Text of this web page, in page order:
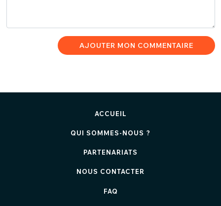
AJOUTER MON COMMENTAIRE
ACCUEIL
QUI SOMMES-NOUS ?
PARTENARIATS
NOUS CONTACTER
FAQ